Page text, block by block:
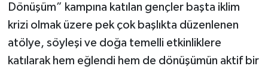
Dönüşüm” kampına katılan gençler başta iklim
krizi olmak üzere pek çok başlıkta düzenlenen
atölye, söyleşi ve doğa temelli etkinliklere
katılarak hem eğlendi hem de dönüşümün aktif bir